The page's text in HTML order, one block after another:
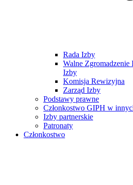
Rada Izby
Walne Zgromadzenie
Izby
Komisja Rewizyjna
Zarząd Izby
Podstawy prawne
Członkostwo GIPH w
Izby partnerskie
Patronaty
Członkostwo